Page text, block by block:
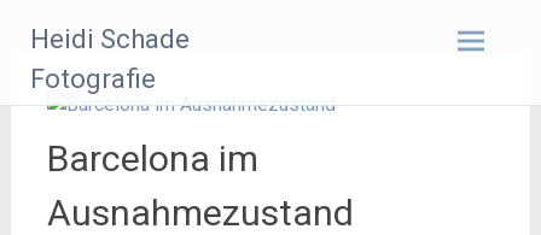
Inhalt
springen
Heidi Schade
Fotografie
Barcelona im
Ausnahmezustand